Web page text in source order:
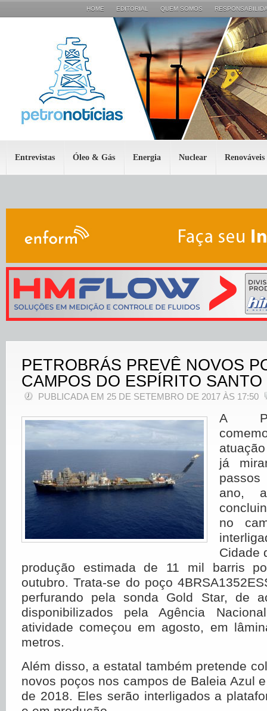
HOME EDITORIAL QUEM SOMOS
Entrevistas Óleo & Gás Energia Nuclear Renováveis
PETROBRÁS PREVÊ NOVOS
CAMPOS DO ESPÍRITO SANTO
PUBLICADA EM 25 DE SETEMBRO DE 2017 ÀS 17:50
A
já
passos
ano,
no
Cidade
produção estimada de 11 mil barris
outubro. Trata-se do poço
perfurando pela sonda Gold Star, de
disponibilizados pela Agência
atividade começou em agosto, em
metros.
Além disso, a estatal também pretende
novos poços nos campos de Baleia Azul
de 2018. Eles serão interligados a